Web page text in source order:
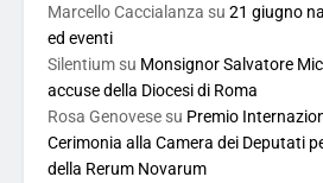
Marcello Caccialanza su 21 giugno
ed eventi
Silentium su Monsignor Salvatore
accuse della Diocesi di Roma
Rosa Genovese su Premio
Cerimonia alla Camera dei Deputati
della Rerum Novarum